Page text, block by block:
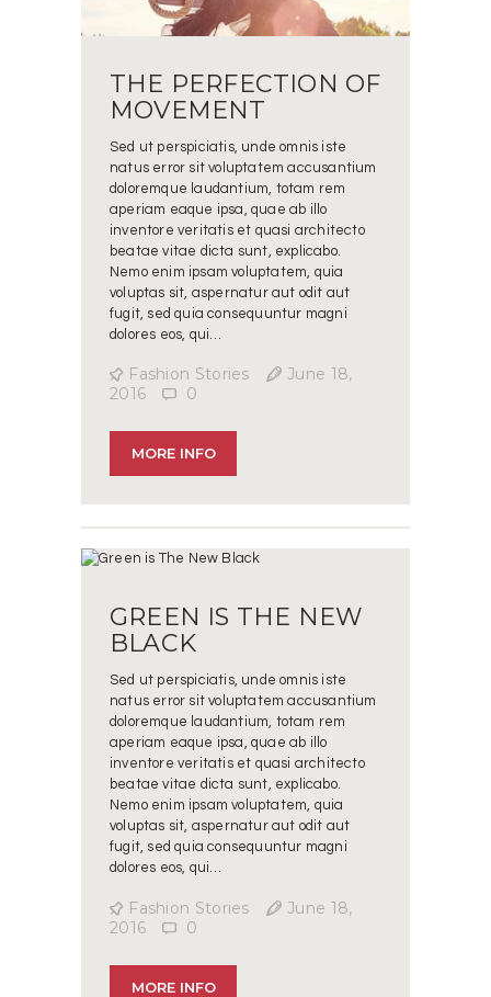
THE PERFECTION OF
MOVEMENT
Sed ut perspiciatis, unde omnis iste
natus error sit voluptatem accusantium
doloremque laudantium, totam rem
aperiam eaque ipsa, quae ab illo
inventore veritatis et quasi architecto
beatae vitae dicta sunt, explicabo.
Nemo enim ipsam voluptatem, quia
voluptas sit, aspernatur aut odit aut
fugit, sed quia consequuntur magni
dolores eos, qui…
Fashion Stories
June 18,
2016
0
MORE INFO
GREEN IS THE NEW
BLACK
Sed ut perspiciatis, unde omnis iste
natus error sit voluptatem accusantium
doloremque laudantium, totam rem
aperiam eaque ipsa, quae ab illo
inventore veritatis et quasi architecto
beatae vitae dicta sunt, explicabo.
Nemo enim ipsam voluptatem, quia
voluptas sit, aspernatur aut odit aut
fugit, sed quia consequuntur magni
dolores eos, qui…
Fashion Stories
June 18,
2016
0
MORE INFO